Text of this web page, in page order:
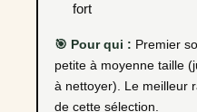
fort
🎯 Pour qui : Premier
petite à moyenne taille
à nettoyer). Le meilleur
de cette sélection.